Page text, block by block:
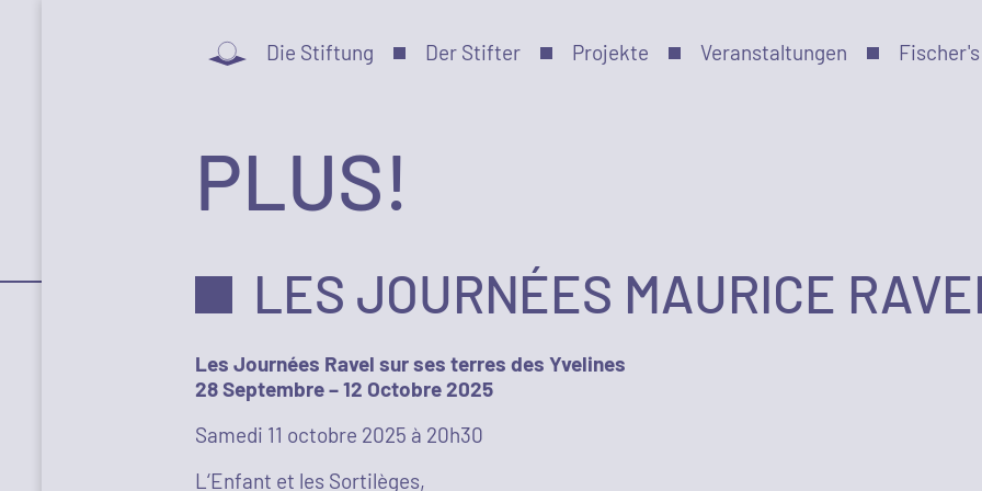
Die Stiftung Der Stifter Projekte Veranstaltungen
PLUS!
LES JOURNÉES MAURICE
Les Journées Ravel sur ses terres des Yvelines
28 Septembre – 12 Octobre 2025
Samedi 11 octobre 2025 à 20h30
L‘Enfant et les Sortilèges,